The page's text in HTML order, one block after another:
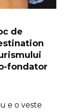
de
fondator
e o veste